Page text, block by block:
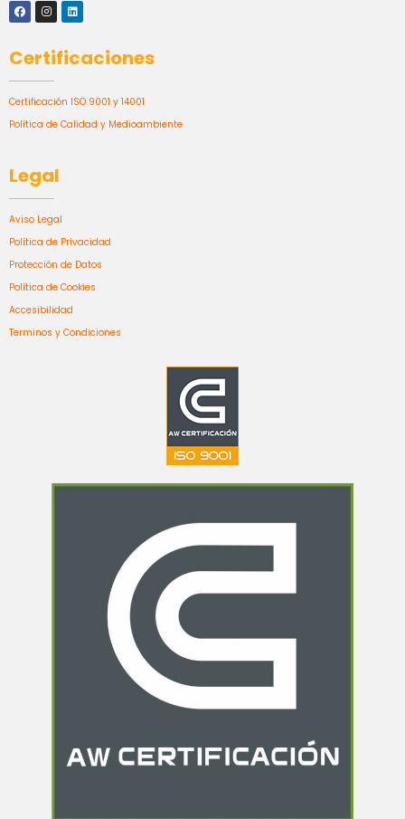
Certificaciones
Certificación ISO 9001 y 14001
Política de Calidad y Medioambiente
Legal
Aviso Legal
Política de Privacidad
Protección de Datos
Política de Cookies
Accesibilidad
Terminos y Condiciones